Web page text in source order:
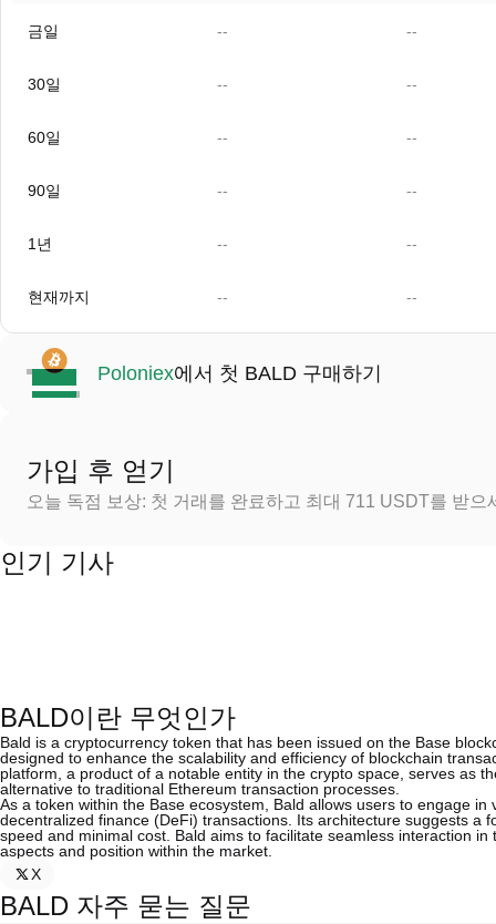
금일 -- --
30일 -- --
60일 -- --
90일 -- --
1년 -- --
현재까지 -- --
Poloniex에서 첫 BALD 구매하기
가입 후 얻기
오늘 독점 보상: 첫 거래를 완료하고 최대 711 USDT를 받으
인기 기사
BALD이란 무엇인가
Bald is a cryptocurrency token that has been issued on the Base
designed to enhance the scalability and efficiency of blockchain
platform, a product of a notable entity in the crypto space, serves as
alternative to traditional Ethereum transaction processes.
As a token within the Base ecosystem, Bald allows users to engage
decentralized finance (DeFi) transactions. Its architecture suggests a
speed and minimal cost. Bald aims to facilitate seamless interaction
aspects and position within the market.
X
BALD 자주 묻는 질문